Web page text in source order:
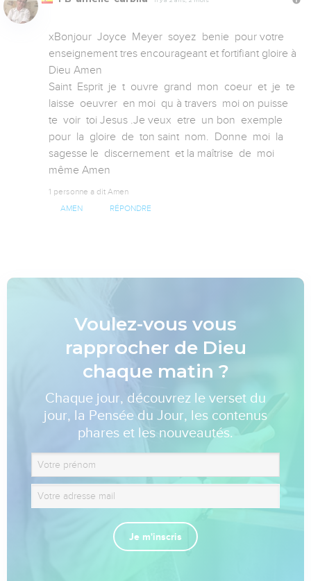
xBonjour  Joyce  Meyer  soyez  benie  pour votre
enseignement tres encourageant et fortifiant gloire à
Dieu Amen
Saint  Esprit  je  t  ouvre  grand  mon  coeur  et  je  te
laisse  oeuvrer  en moi  qu à travers  moi on puisse
te  voir  toi Jesus .Je veux  etre  un bon  exemple
pour  la  gloire  de  ton saint  nom.  Donne  moi  la
sagesse le  discernement  et la maîtrise  de  moi
même Amen
1 personne a dit Amen
AMEN RÉPONDRE
Voulez-vous vous
rapprocher de Dieu
chaque matin ?
Chaque jour, découvrez le verset du
jour, la Pensée du Jour, les contenus
phares et les nouveautés.
Je m'inscris